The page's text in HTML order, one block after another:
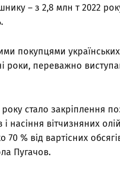
– з 2,8 млн т 2022
покупцями українських
роки, переважно
стало закріплення
насіння вітчизняних
70 % від вартісних
Пугачов.